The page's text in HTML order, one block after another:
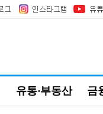
유통·부동산 금